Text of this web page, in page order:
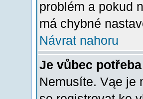
problém a pokud
má chybné
Návrat nahoru
Je vůbec
Nemusíte. Vąe je